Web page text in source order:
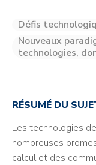
Défis
Nouveaux
technologies,
RÉSUMÉ DU
Les technologies
nombreuses
calcul et des